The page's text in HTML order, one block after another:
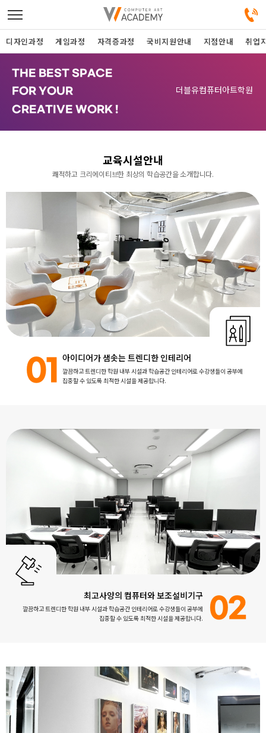
디자인정규과정
디자인단과과정
자격증과정
취업지원센터
고객상담센터
아카데미소개
디자인과정 게임과정 자격증과정 국비지원안내 지점안내 취업
THE BEST SPACE
FOR YOUR
CREATIVE WORK !
더블유컴퓨터아트학원
교육시설안내
쾌적하고 크리에이티브한 최상의 학습공간을 소개합니다.
01 아이디어가 샘솟는 트렌디한 인테리어
깔끔하고 트렌디한 학원 내부 시설과 학습공간 인테리어로 수강생들이 공부에
집중할 수 있도록 최적한 시설을 제공합니다.
02
최고사양의 컴퓨터와 보조설비기구
깔끔하고 트렌디한 학원 내부 시설과 학습공간 인테리어로 수강생들이 공부에
집중할 수 있도록 최적한 시설을 제공합니다.